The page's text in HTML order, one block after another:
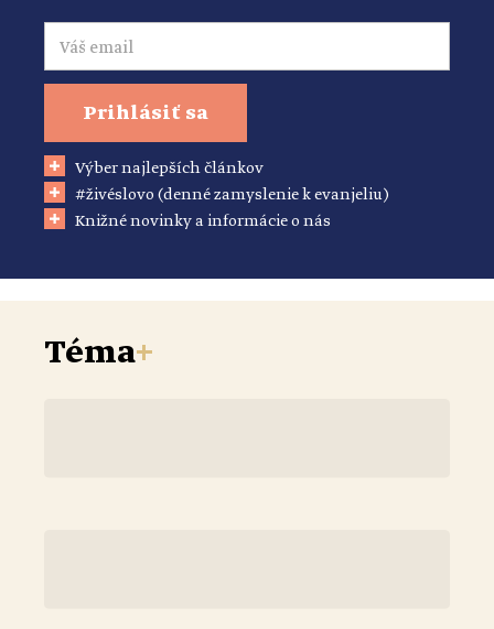
Email
Prihlásiť sa
Výber najlepších článkov
#živéslovo (denné zamyslenie k evanjeliu)
Knižné novinky a informácie o nás
Téma+